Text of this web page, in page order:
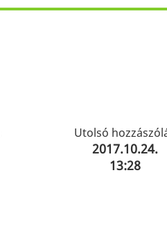
Utolsó
2017.10.24.
13:28